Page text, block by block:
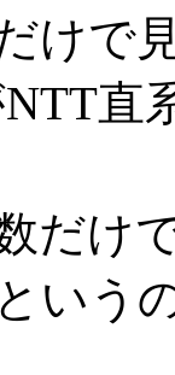
けで
だけ
いう